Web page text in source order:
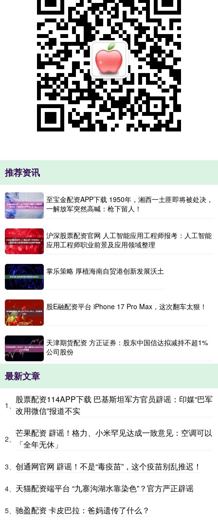
推荐资讯
至宝金配资APP下载 1950年，湘西一土匪即将被处决，
一解放军突然高喊：枪下留人！
沪深股票配资官网 人工智能应用工程师报考：人工智能
应用工程师职业前景及应用领域整理
掌乐策略 厚植海南自贸港创新发展沃土
股E融配资平台 iPhone 17 Pro Max，这次翻车太狠！
天津期货配资 方正证券：股东中国信达拟减持不超1%
公司股份
最新文章
1、
股票配资114APP下载 巴基斯坦军方官员辟谣：印媒“巴军
改用微信”报道不实
2、
芒果配资 辟谣！格力、小米罕见达成一致意见：空调可以
「全年无休」
3、 创通网官网 辟谣！不是“毒疫苗”，这个疫苗别乱推迟！
4、 天猫配资端平台 “九寨沟湖水靠染色”？官方严正辟谣
5、 驰盈配资 卡皮巴拉：爸妈遗传了什么？